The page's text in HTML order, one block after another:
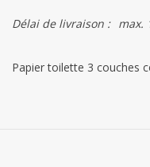
Délai de livraison : max.
Papier toilette 3 couches